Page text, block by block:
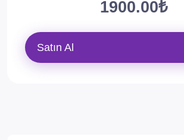
1900.00₺
Satın Al